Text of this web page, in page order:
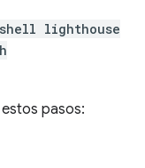
shell lighthouse
pasos: